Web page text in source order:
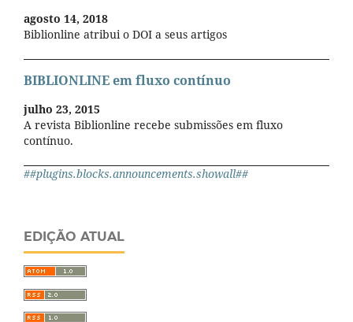
agosto 14, 2018
Biblionline atribui o DOI a seus artigos
BIBLIONLINE em fluxo contínuo
julho 23, 2015
A revista Biblionline recebe submissões em fluxo
contínuo.
##plugins.blocks.announcements.showall##
EDIÇÃO ATUAL